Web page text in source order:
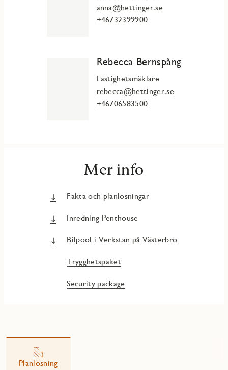
anna@hettinger.se
+46732399900
Rebecca Bernspång
Fastighetsmäklare
rebecca@hettinger.se
+46706583500
Mer info
Fakta och planlösningar
Inredning Penthouse
Bilpool i Verkstan på Västerbro
Trygghetspaket
Security package
Planlösning